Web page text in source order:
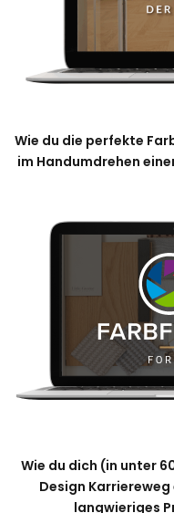
Wie du die perfekte
im Handumdrehen
Wie du dich (in unter
Design
langwieriges